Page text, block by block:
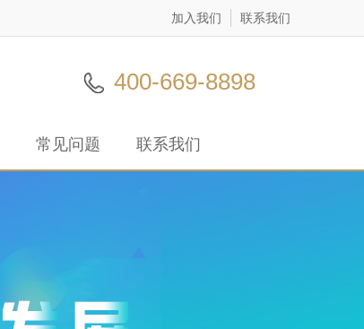
加入我们 联系我们
400-669-8898
常见问题 联系我们